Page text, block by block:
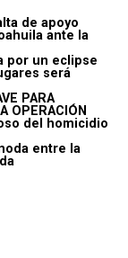
de apoyo
ante la
por un eclipse
será
PARA
OPERACIÓN
del homicidio
entre la